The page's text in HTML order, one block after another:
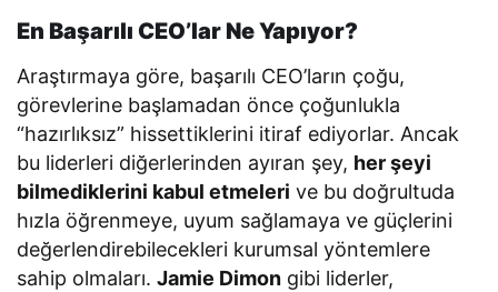
En Başarılı CEO’lar Ne Yapıyor?
Araştırmaya göre, başarılı CEO’ların çoğu,
görevlerine başlamadan önce çoğunlukla
“hazırlıksız” hissettiklerini itiraf ediyorlar. Ancak
bu liderleri diğerlerinden ayıran şey, her şeyi
bilmediklerini kabul etmeleri ve bu doğrultuda
hızla öğrenmeye, uyum sağlamaya ve güçlerini
değerlendirebilecekleri kurumsal yöntemlere
sahip olmaları.Jamie Dimon gibi liderler,